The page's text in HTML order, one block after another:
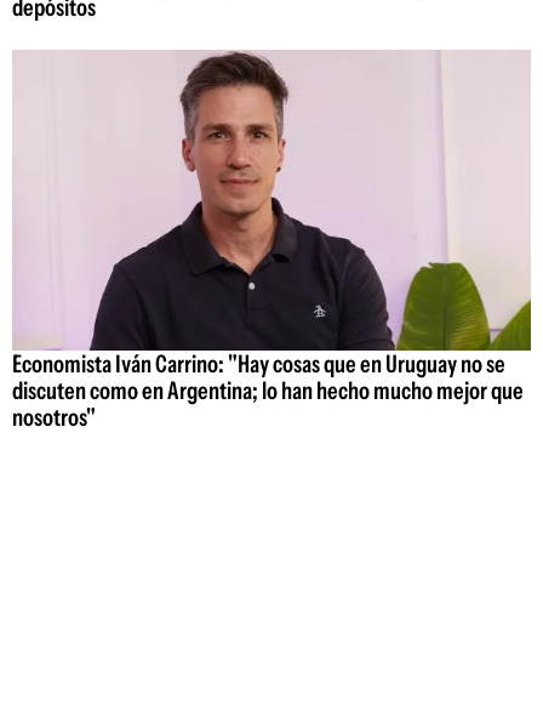
depósitos
Economista Iván Carrino: "Hay cosas que en Uruguay no se
discuten como en Argentina; lo han hecho mucho mejor que
nosotros"